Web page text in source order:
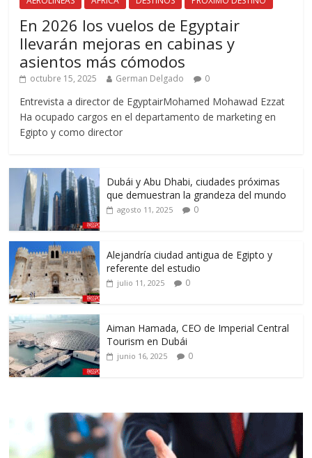
En 2026 los vuelos de Egyptair
llevarán mejoras en cabinas y
asientos más cómodos
octubre 15, 2025 German Delgado 0
Entrevista a director de EgyptairMohamed Mohawad Ezzat
Ha ocupado cargos en el departamento de marketing en
Egipto y como director
Dubái y Abu Dhabi, ciudades próximas
que demuestran la grandeza del mundo
agosto 11, 2025 0
Alejandría ciudad antigua de Egipto y
referente del estudio
julio 11, 2025 0
Aiman Hamada, CEO de Imperial Central
Tourism en Dubái
junio 16, 2025 0